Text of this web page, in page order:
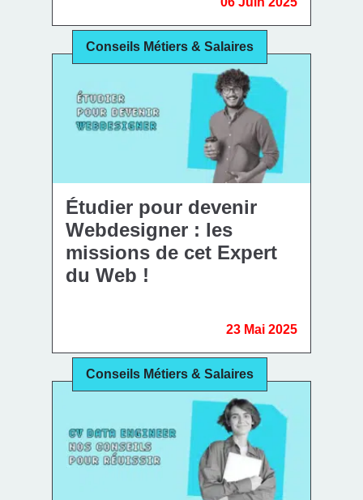
Conseils Métiers & Salaires
Étudier pour devenir
Webdesigner : les
missions de cet Expert
du Web !
23 Mai 2025
Conseils Métiers & Salaires